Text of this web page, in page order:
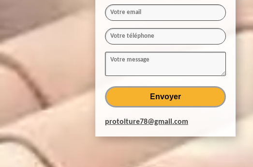
protoiture78@gmail.com